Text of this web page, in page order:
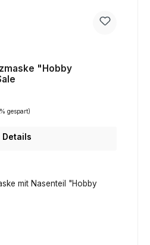
"Hobby
gespart)
Details